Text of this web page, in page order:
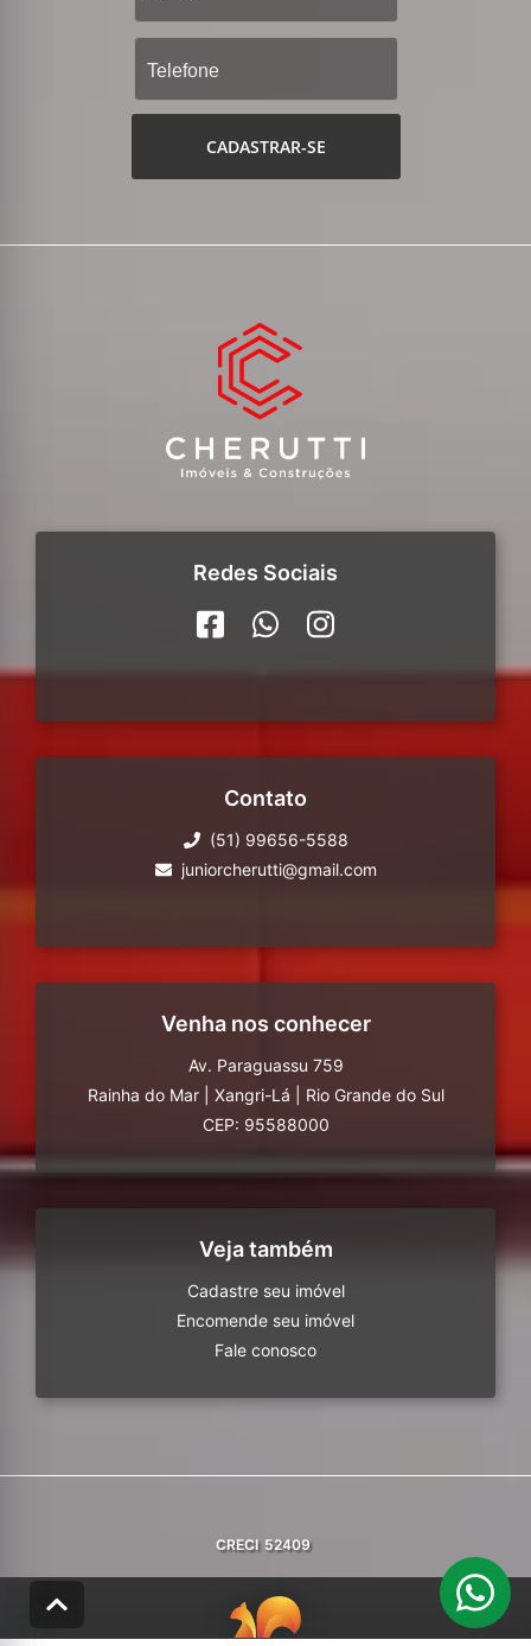
CADASTRAR-SE
Redes Sociais
Contato
(51) 99656-5588
juniorcherutti@gmail.com
Venha nos conhecer
Av. Paraguassu 759
Rainha do Mar
Xangri-Lá
Rio Grande do Sul
CEP: 95588000
Veja também
Cadastre seu imóvel
Encomende seu imóvel
Fale conosco
CRECI 52409